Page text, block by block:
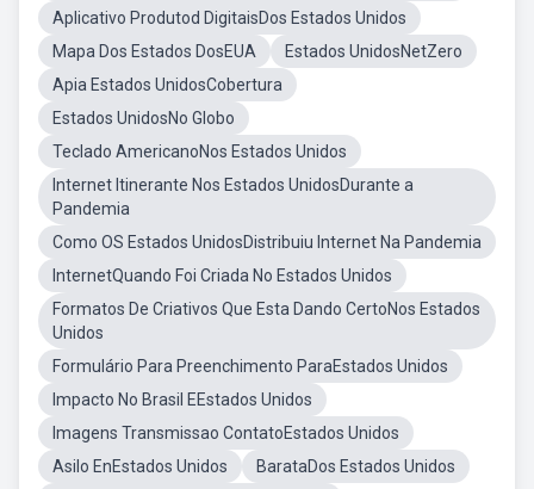
Aplicativo Produtod DigitaisDos Estados Unidos
Mapa Dos Estados DosEUA
Estados UnidosNetZero
Apia Estados UnidosCobertura
Estados UnidosNo Globo
Teclado AmericanoNos Estados Unidos
Internet Itinerante Nos Estados UnidosDurante a
Pandemia
Como OS Estados UnidosDistribuiu Internet Na Pandemia
InternetQuando Foi Criada No Estados Unidos
Formatos De Criativos Que Esta Dando CertoNos Estados
Unidos
Formulário Para Preenchimento ParaEstados Unidos
Impacto No Brasil EEstados Unidos
Imagens Transmissao ContatoEstados Unidos
Asilo EnEstados Unidos
BarataDos Estados Unidos